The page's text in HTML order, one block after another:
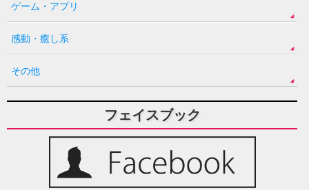
ゲーム・アプリ
感動・癒し系
その他
フェイスブック